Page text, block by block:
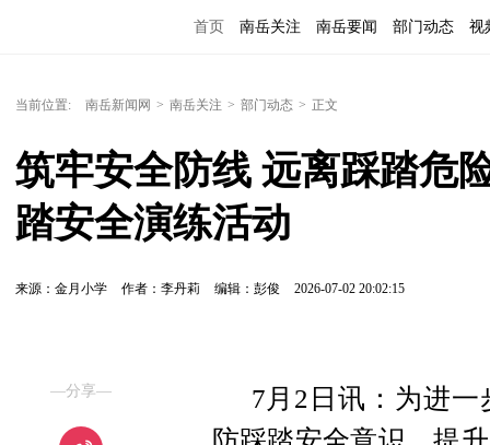
首页 南岳关注 南岳要闻 部门动态 视
当前位置: 南岳新闻网 > 南岳关注 > 部门动态 > 正文
筑牢安全防线 远离踩踏
踏安全演练活动
来源：金月小学 作者：李丹莉 编辑：彭俊 2026-07-02 20:02:15
—分享—
7月2日讯：为进